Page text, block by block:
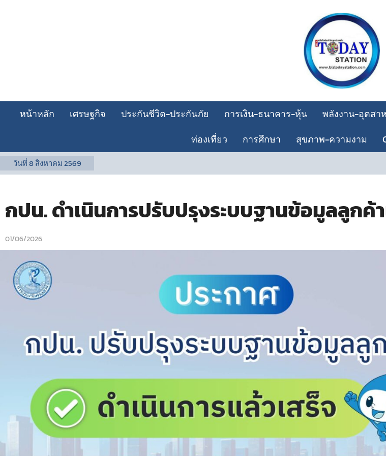
หน้าหลัก เศรษฐกิจ ประกันชีวิต-ประกันภัย การเงิน-ธนาคาร-หุ้น พลังงาน-อุตสา
ท่องเที่ยว
การศึกษา สุขภาพ-ความงาม
วันที่8 สิงหาคม 2569
กปน. ดำเนินการปรับปรุงระบบฐานข้อมูลลูกค้
01/06/2026